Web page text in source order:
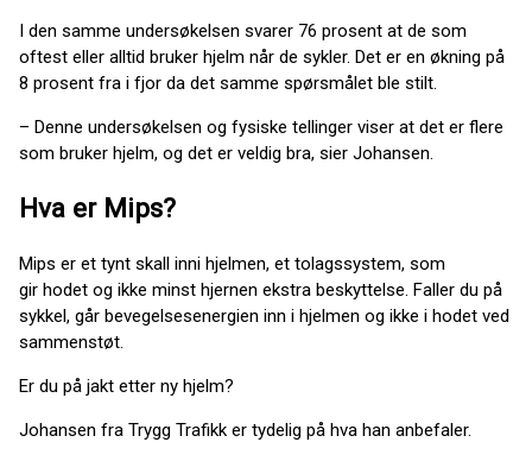
I den samme undersøkelsen svarer 76 prosent at de som
oftest eller alltid bruker hjelm når de sykler. Det er en økning på
8 prosent fra i fjor da det samme spørsmålet ble stilt.
– Denne undersøkelsen og fysiske tellinger viser at det er flere
som bruker hjelm, og det er veldig bra, sier Johansen.
Hva er Mips?
Mips er et tynt skall inni hjelmen, et tolagssystem, som
gir hodet og ikke minst hjernen ekstra beskyttelse. Faller du på
sykkel, går bevegelsesenergien inn i hjelmen og ikke i hodet ved
sammenstøt.
Er du på jakt etter ny hjelm?
Johansen fra Trygg Trafikk er tydelig på hva han anbefaler.